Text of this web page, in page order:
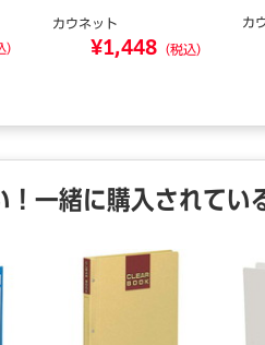
）
カウネット
¥1,448 （税込）
カ
！一緒に購入されてい